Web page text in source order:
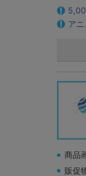
ア
商品
販促